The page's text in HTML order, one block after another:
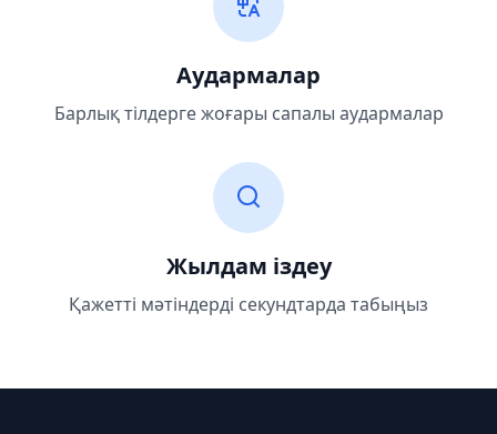
Аудармалар
Барлық тілдерге жоғары сапалы аудармалар
Жылдам іздеу
Қажетті мәтіндерді секундтарда табыңыз